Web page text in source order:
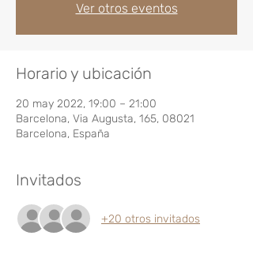
Ver otros eventos
Horario y ubicación
20 may 2022, 19:00 – 21:00
Barcelona, Via Augusta, 165, 08021
Barcelona, España
Invitados
+20 otros invitados